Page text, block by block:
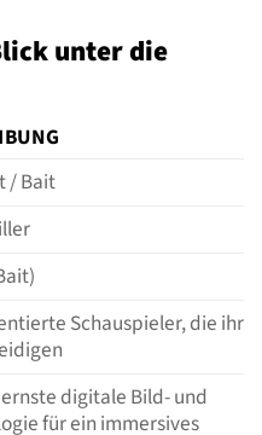
unter die
/ Bait
Schauspieler, die ihr
digitale Bild- und
für ein immersives